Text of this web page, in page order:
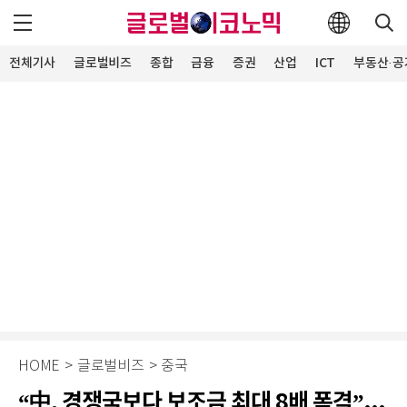
전체기사 글로벌비즈 종합 금융 증권 산업 ICT 부동산·
HOME > 글로벌비즈 > 중국